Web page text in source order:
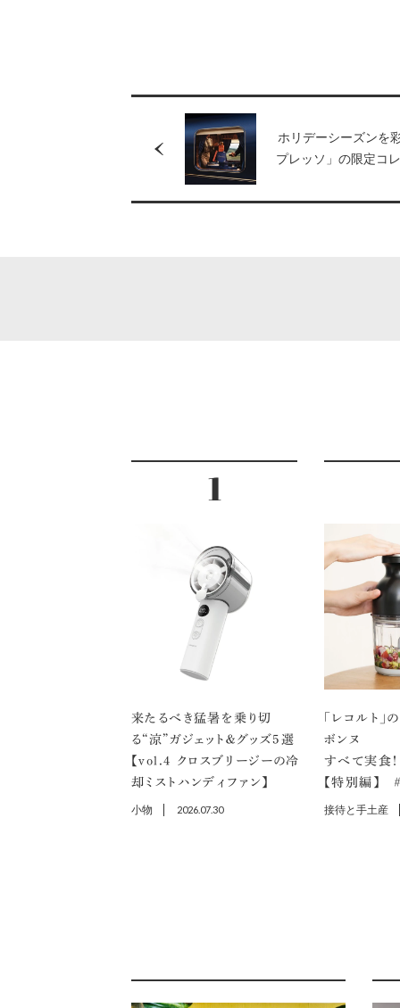
ホリデーシーズンを
プレッソ」の限定コ
共同開発した、コー
来たるべき猛暑を乗り切
る“涼”ガジェット＆グッズ5選
【vol.４ クロスブリージーの冷
却ミストハンディファン】
小物 2026.07.30
「レコルト
ボンヌ
すべて実食
【特別編】
接待と手土産